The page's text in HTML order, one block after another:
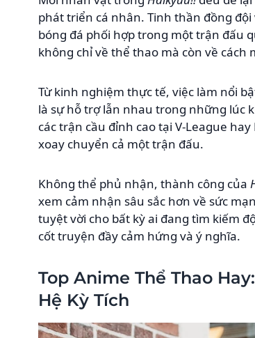
phát triển cá nhân. Tinh thần đồng
bóng đá phối hợp trong một trận đấu
không chỉ về thể thao mà còn về
Từ kinh nghiệm thực tế, việc làm nổi
là sự hỗ trợ lẫn nhau trong những lúc
các trận cầu đỉnh cao tại V-League
xoay chuyển cả một trận đấu.
Không thể phủ nhận, thành công của
xem cảm nhận sâu sắc hơn về sức
tuyệt vời cho bất kỳ ai đang tìm kiếm
cốt truyện đầy cảm hứng và ý nghĩa.
Top Anime Thể Thao
Hệ Kỳ Tích